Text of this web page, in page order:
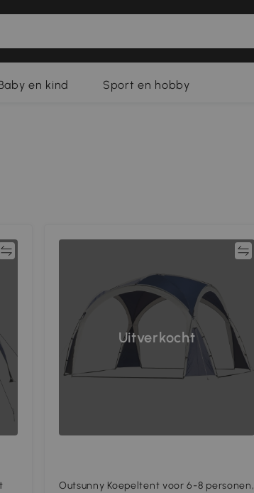
en kind Sport en hobby
Uitverkocht
Outsunny Koepeltent voor 6-8 personen,